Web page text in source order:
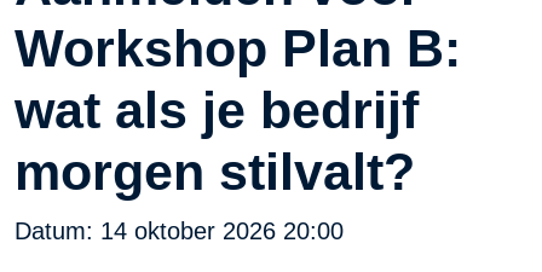
Workshop Plan B:
wat als je bedrijf
morgen stilvalt?
Datum: 14 oktober 2026 20:00